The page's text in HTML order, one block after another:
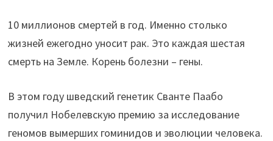
10 миллионов смертей в год. Именно столько
жизней ежегодно уносит рак. Это каждая шестая
смерть на Земле. Корень болезни – гены.
В этом году шведский генетик Сванте Паабо
получил Нобелевскую премию за исследование
геномов вымерших гоминидов и эволюции человека.